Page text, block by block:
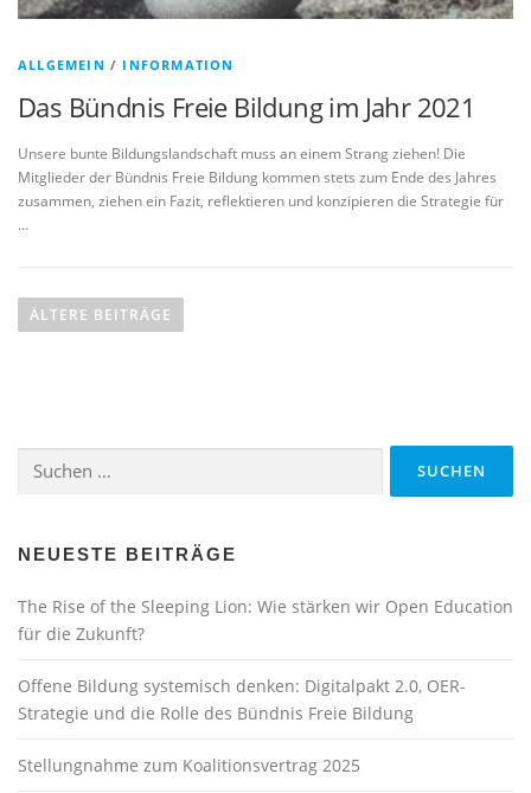
ALLGEMEIN / INFORMATION
Das Bündnis Freie Bildung im Jahr 2021
Unsere bunte Bildungslandschaft muss an einem Strang ziehen! Die
Mitglieder der Bündnis Freie Bildung kommen stets zum Ende des Jahres
zusammen, ziehen ein Fazit, reflektieren und konzipieren die Strategie für
…
e
a
i
a
t
o
ÄLTERE BEITRÄGE
nach:
NEUESTE BEITRÄGE
The Rise of the Sleeping Lion: Wie stärken wir Open Education
für die Zukunft?
Offene Bildung systemisch denken: Digitalpakt 2.0, OER-
Strategie und die Rolle des Bündnis Freie Bildung
Stellungnahme zum Koalitionsvertrag 2025